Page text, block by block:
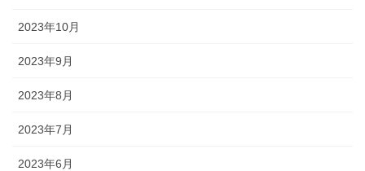
2023年10月
2023年9月
2023年8月
2023年7月
2023年6月